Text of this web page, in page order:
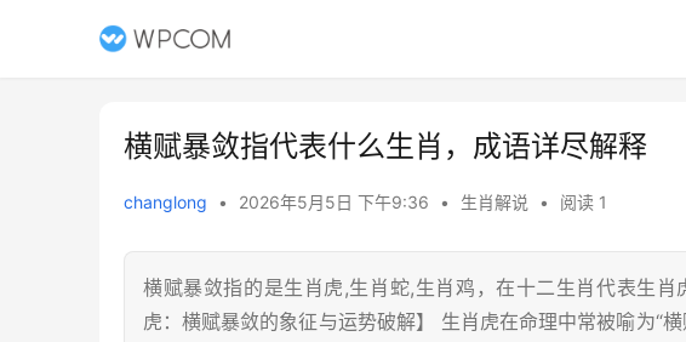
横赋暴敛指代表什么生肖，成语详尽解释
changlong • 2026年5月5日 下午9:36 • 生肖解说 • 阅读 1
横赋暴敛指的是生肖虎,生肖蛇,生肖鸡，在十二生肖代表生
虎：横赋暴敛的象征与运势破解】 生肖虎在命理中常被喻为“